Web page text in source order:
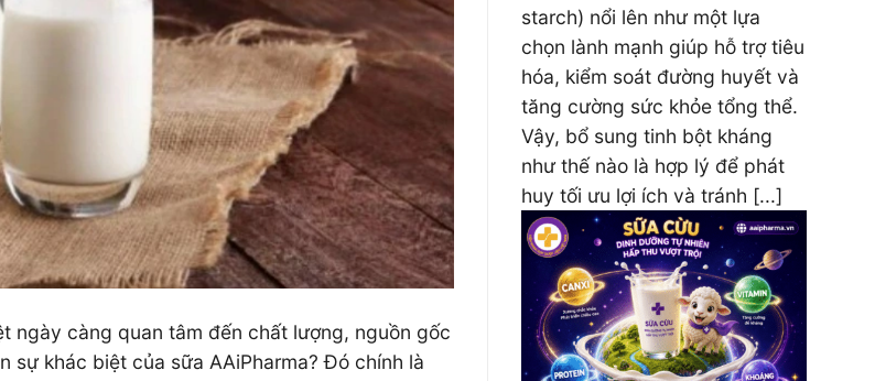
ngày càng quan tâm đến chất lượng, nguồn gốc
khác biệt của sữa AAiPharma? Đó chính là
starch) nổi lên như một lựa
chọn lành mạnh giúp hỗ trợ tiêu
hóa, kiểm soát đường huyết và
tăng cường sức khỏe tổng thể.
Vậy, bổ sung tinh bột kháng
như thế nào là hợp lý để phát
huy tối ưu lợi ích và tránh [...]